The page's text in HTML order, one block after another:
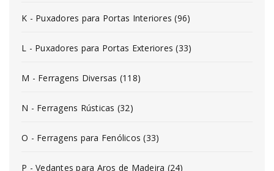
K - Puxadores para Portas Interiores (96)
L - Puxadores para Portas Exteriores (33)
M - Ferragens Diversas (118)
N - Ferragens Rústicas (32)
O - Ferragens para Fenólicos (33)
P - Vedantes para Aros de Madeira (24)